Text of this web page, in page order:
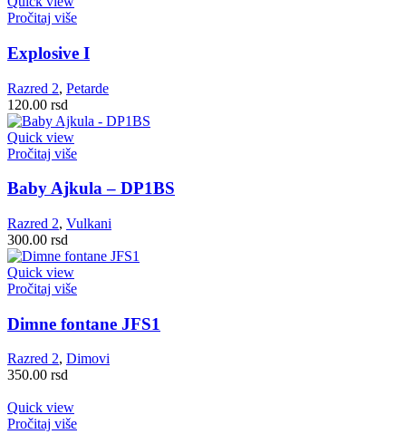
Pročitaj više
Explosive I
Razred 2, Petarde
120.00 rsd
Quick view
Pročitaj više
Baby Ajkula – DP1BS
Razred 2, Vulkani
300.00 rsd
Quick view
Pročitaj više
Dimne fontane JFS1
Razred 2, Dimovi
350.00 rsd
Quick view
Pročitaj više